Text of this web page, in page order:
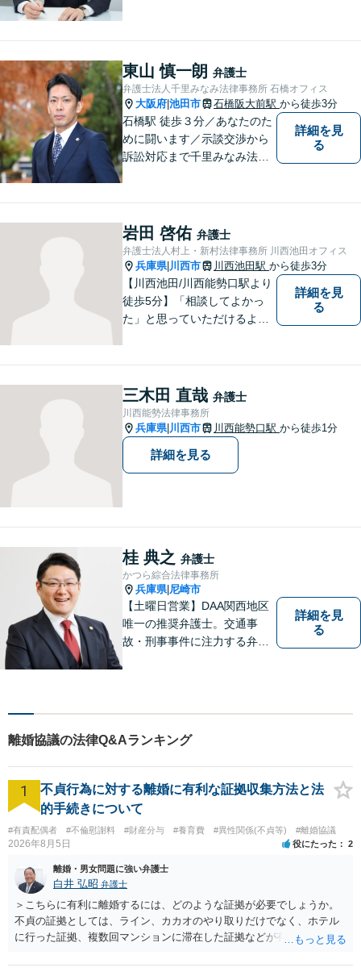
くご説明し、依頼者様に寄り
添って解決を目指します。
東山 慎一朗 弁護士
弁護士法人千里みなみ法律事務所 石橋オフィス
大阪府 池田市 石橋阪大前駅 から徒歩3分
石橋駅 徒歩３分／あなたのた
めに闘います／示談交渉から
訴訟対応まで千里みなみ法律
詳細を見
る
岩田 啓佑 弁護士
弁護士法人村上・新村法律事務所 川西池田オフィス
兵庫県| 川西市 川西池田駅 から徒歩3分
【川西池田/川西能勢口駅より
徒歩5分】「相談してよかっ
た」と思っていただけるよう
ことなく私にご相談くださ
い。
詳細を見
る
三木田 直哉 弁護士
川西能勢法律事務所
兵庫県| 川西市 川西能勢口駅 から徒歩1分
詳細を見る
桂 典之 弁護士
かつら綜合法律事務所
兵庫県| 尼崎市
【土曜日営業】DAA関西地区
唯一の推奨弁護士。交通事
故・刑事事件に注力する弁護
相続等の幅広い分野に対応。
詳細を見
る
離婚協議の法律Q&Aランキング
1
不貞行為に対する離婚に有利な証拠収集方法と法
的手続きについて
#有責配偶者 #不倫慰謝料 #財産分与 #養育費 #異性関係(不貞等) #離婚協議
2026年8月5日 役にたった 2
離婚・男女問題に強い弁護士
白井 弘昭 弁護士
＞こちらに有利に離婚するには、どのような証拠が必要でしょうか。
不貞の証拠としては、ライン、カカオのやり取りだけでなく、ホテル
に行った証拠、複数回マンションに滞在した証拠などが有効です。 不
婚する、慰謝料をとるなど）ことができると思われます。 ただし、不